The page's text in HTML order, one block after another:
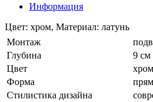
Информация
Цвет: хром, Материал: латунь
Монтаж
Глубина
9 см
Цвет
хром
Форма
Стилистика дизайна